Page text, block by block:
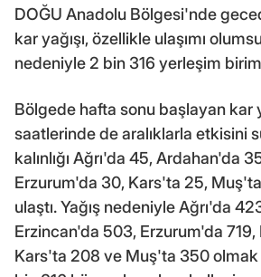
DOĞU Anadolu Bölgesi'nde
kar yağışı, özellikle ulaşımı
nedeniyle 2 bin 316 yerleşim
Bölgede hafta sonu başlayan kar
saatlerinde de aralıklarla etkisini
kalınlığı Ağrı'da 45, Ardahan'da
Erzurum'da 30, Kars'ta 25,
ulaştı. Yağış nedeniyle Ağrı'da
Erzincan'da 503, Erzurum'da 719,
Kars'ta 208 ve Muş'ta 350